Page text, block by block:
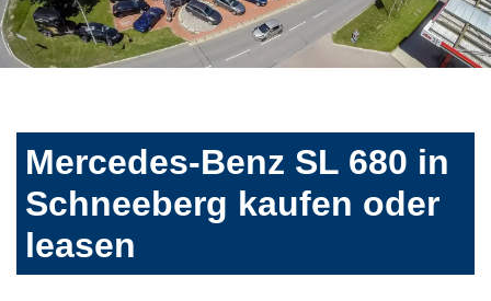
Mercedes-Benz SL 680 in
Schneeberg kaufen oder
leasen